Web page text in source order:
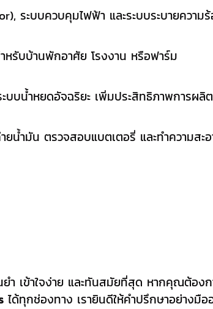
ระบบควบคุมไฟฟ้า และระบบระบายความ
หรับบ้านพักอาศัย โรงงาน หรือฟาร์ม
บบน้ำหยดอัจฉริยะ เพิ่มประสิทธิภาพการผลิต
น้ำมัน ตรวจสอบแบตเตอรี่ และทำความสะ
เข้าใจง่าย และทันสมัยที่สุด หากคุณต้องก
ได้ทุกช่องทาง เรายินดีให้คำปรึกษาอย่างมือ